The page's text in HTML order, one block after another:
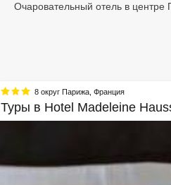
Очаровательный отель в центре
8 округ Парижа, Франция
Туры в Hotel Madeleine